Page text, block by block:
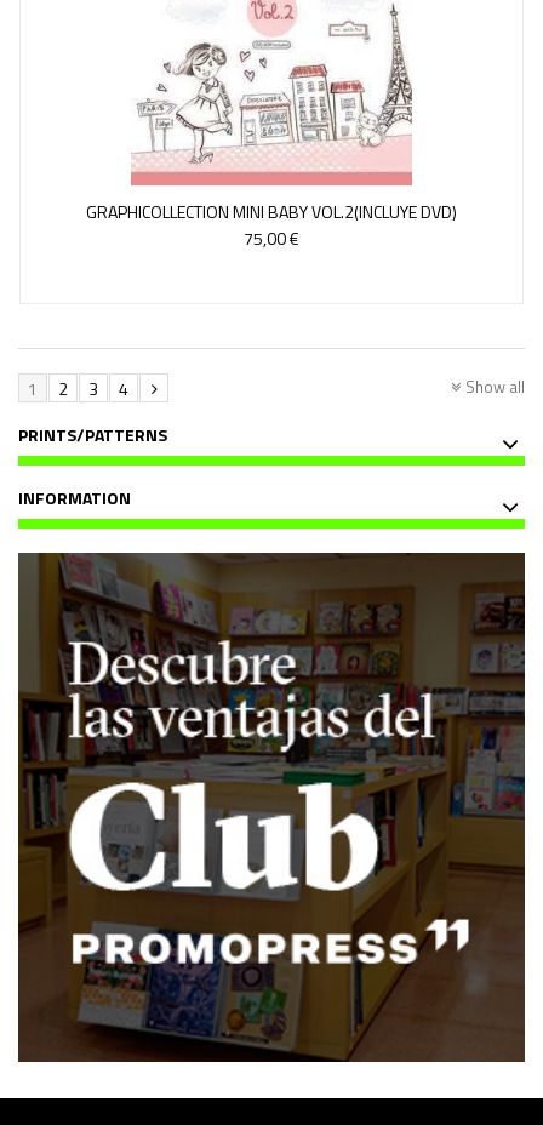
GRAPHICOLLECTION MINI BABY VOL.2(INCLUYE DVD)
75,00 €
Show all
1 2 3
4
PRINTS/PATTERNS
INFORMATION